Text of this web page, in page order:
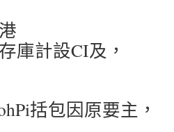
庫計設CI及，
括包因原要主，